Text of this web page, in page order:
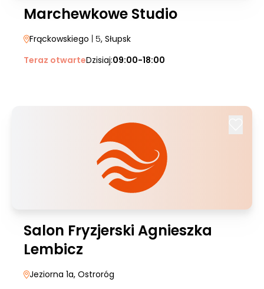
Marchewkowe Studio
Frąckowskiego | 5, Słupsk
Teraz otwarteDzisiaj:09:00-18:00
Salon Fryzjerski Agnieszka
Lembicz
Jeziorna 1a, Ostroróg